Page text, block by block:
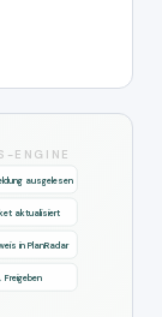
ENGINE
ausgelesen
aktualisiert
in PlanRadar
Freigeben